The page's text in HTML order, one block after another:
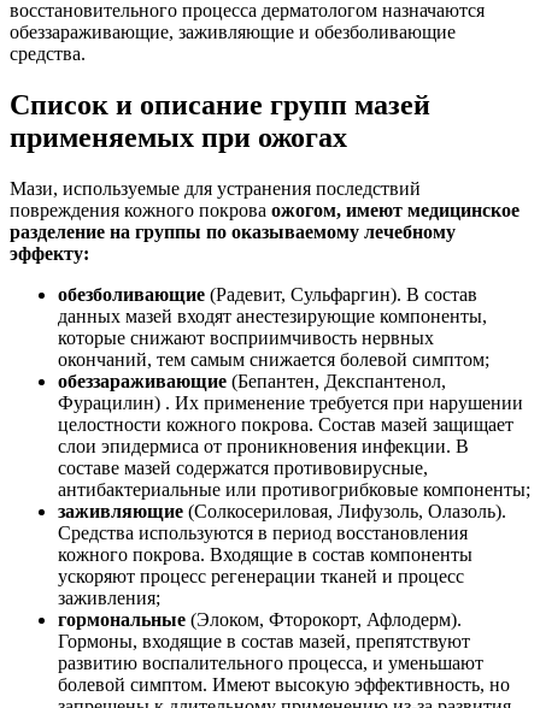
восстановительного процесса дерматологом назначаются
обеззараживающие, заживляющие и обезболивающие
средства.
Список и описание групп мазей
применяемых при ожогах
Мази, используемые для устранения последствий
повреждения кожного покрова ожогом, имеют медицинское
разделение на группы по оказываемому лечебному
эффекту:
обезболивающие (Радевит, Сульфаргин). В состав
данных мазей входят анестезирующие компоненты,
которые снижают восприимчивость нервных
окончаний, тем самым снижается болевой симптом;
обеззараживающие (Бепантен, Декспантенол,
Фурацилин) . Их применение требуется при нарушении
целостности кожного покрова. Состав мазей защищает
слои эпидермиса от проникновения инфекции. В
составе мазей содержатся противовирусные,
антибактериальные или противогрибковые компоненты;
заживляющие (Солкосериловая, Лифузоль, Олазоль).
Средства используются в период восстановления
кожного покрова. Входящие в состав компоненты
ускоряют процесс регенерации тканей и процесс
заживления;
гормональные (Элоком, Фторокорт, Афлодерм).
Гормоны, входящие в состав мазей, препятствуют
развитию воспалительного процесса, и уменьшают
болевой симптом. Имеют высокую эффективность, но